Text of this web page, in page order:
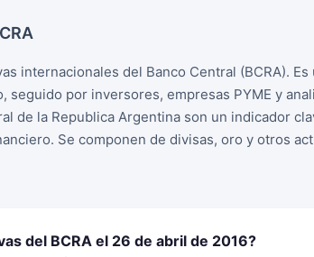
internacionales del Banco Central (BCRA).
seguido por inversores, empresas PYME y
de la Republica Argentina son un indicador
Se componen de divisas, oro y otros
del BCRA el 26 de abril de 2016?